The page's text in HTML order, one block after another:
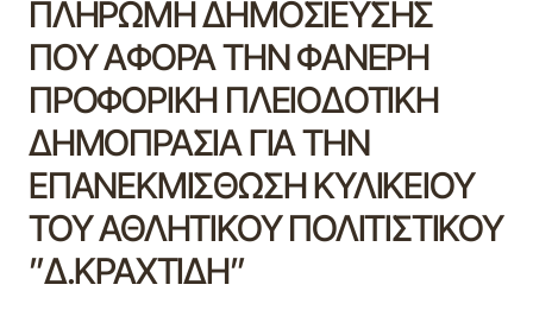
ΠΛΗΡΩΜΗ ΔΗΜΟΣΙΕΥΣΗΣ
ΠΟΥ ΑΦΟΡΑ ΤΗΝ ΦΑΝΕΡΗ
ΠΡΟΦΟΡΙΚΗ ΠΛΕΙΟΔΟΤΙΚΗ
ΔΗΜΟΠΡΑΣΙΑ ΓΙΑ ΤΗΝ
ΕΠΑΝΕΚΜΙΣΘΩΣΗ ΚΥΛΙΚΕΙΟΥ
ΤΟΥ ΑΘΛΗΤΙΚΟΥ ΠΟΛΙΤΙΣΤΙΚΟΥ
”Δ.ΚΡΑΧΤΙΔΗ”